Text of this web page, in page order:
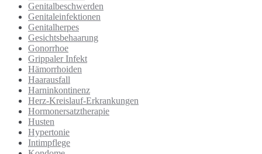
Genitalbeschwerden
Genitaleinfektionen
Genitalherpes
Gesichtsbehaarung
Gonorrhoe
Grippaler Infekt
Hämorrhoiden
Haarausfall
Harninkontinenz
Herz-Kreislauf-Erkrankungen
Hormonersatztherapie
Husten
Hypertonie
Intimpflege